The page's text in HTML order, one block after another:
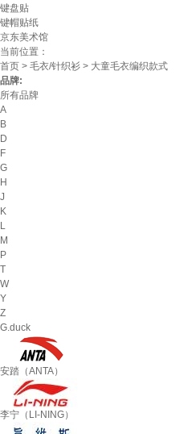
键盘贴
键帽贴纸
京东美术馆
当前位置：
首页 > 毛衣/针织衫 > 大童毛衣编织款式
品牌:
所有品牌
A
B
D
F
G
H
J
K
L
M
P
T
W
Y
Z
G.duck
安踏（ANTA）
李宁（LI-NING）